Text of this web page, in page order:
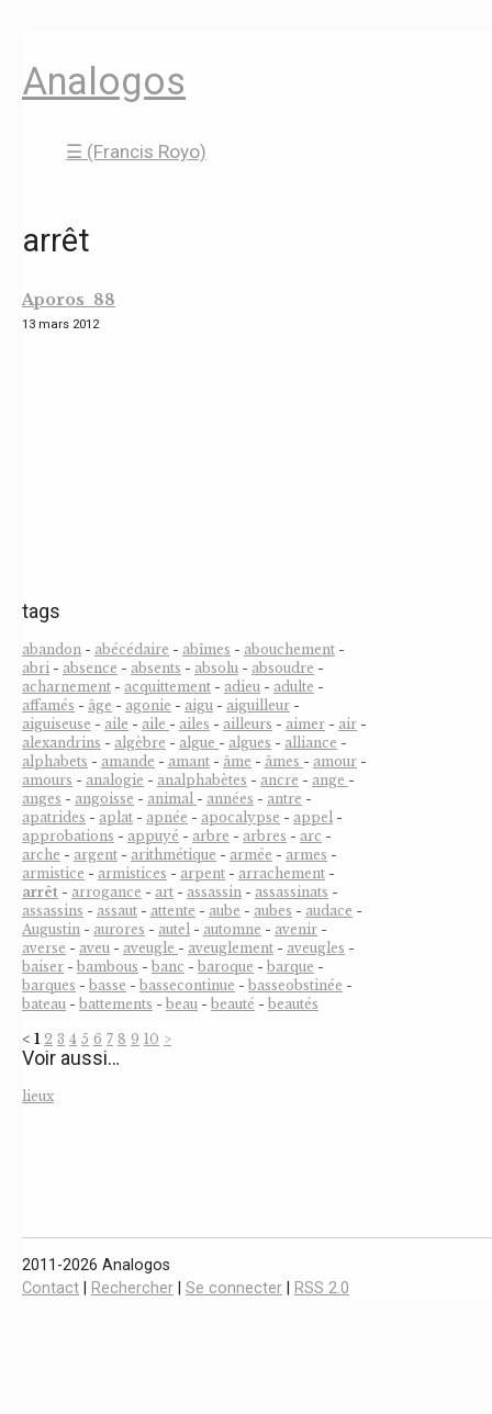
Analogos
☰ (Francis Royo)
arrêt
Aporos 88
13 mars 2012
tags
abandon - abécédaire - abîmes - abouchement -
abri - absence - absents - absolu - absoudre -
acharnement - acquittement - adieu - adulte -
affamés - âge - agonie - aigu - aiguilleur -
aiguiseuse - aile - aile - ailes - ailleurs - aimer - air -
alexandrins - algèbre - algue - algues - alliance -
alphabets - amande - amant - âme - âmes - amour -
amours - analogie - analphabètes - ancre - ange -
anges - angoisse - animal - années - antre -
apatrides - aplat - apnée - apocalypse - appel -
approbations - appuyé - arbre - arbres - arc -
arche - argent - arithmétique - armée - armes -
armistice - armistices - arpent - arrachement -
arrêt - arrogance - art - assassin - assassinats -
assassins - assaut - attente - aube - aubes - audace -
Augustin - aurores - autel - automne - avenir -
averse - aveu - aveugle - aveuglement - aveugles -
baiser - bambous - banc - baroque - barque -
barques - basse - bassecontinue - basseobstinée -
bateau - battements - beau - beauté - beautés
< 1 2 3 4 5 6 7 8 9 10 >
Voir aussi…
lieux
2011-2026 Analogos
Contact
Rechercher Se connecter RSS 2.0